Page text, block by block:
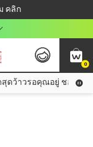
คลิก
10%! 🎉
฿
ง?
0
ดว้าวรอคุณอยู่ ชอปคุ้มก